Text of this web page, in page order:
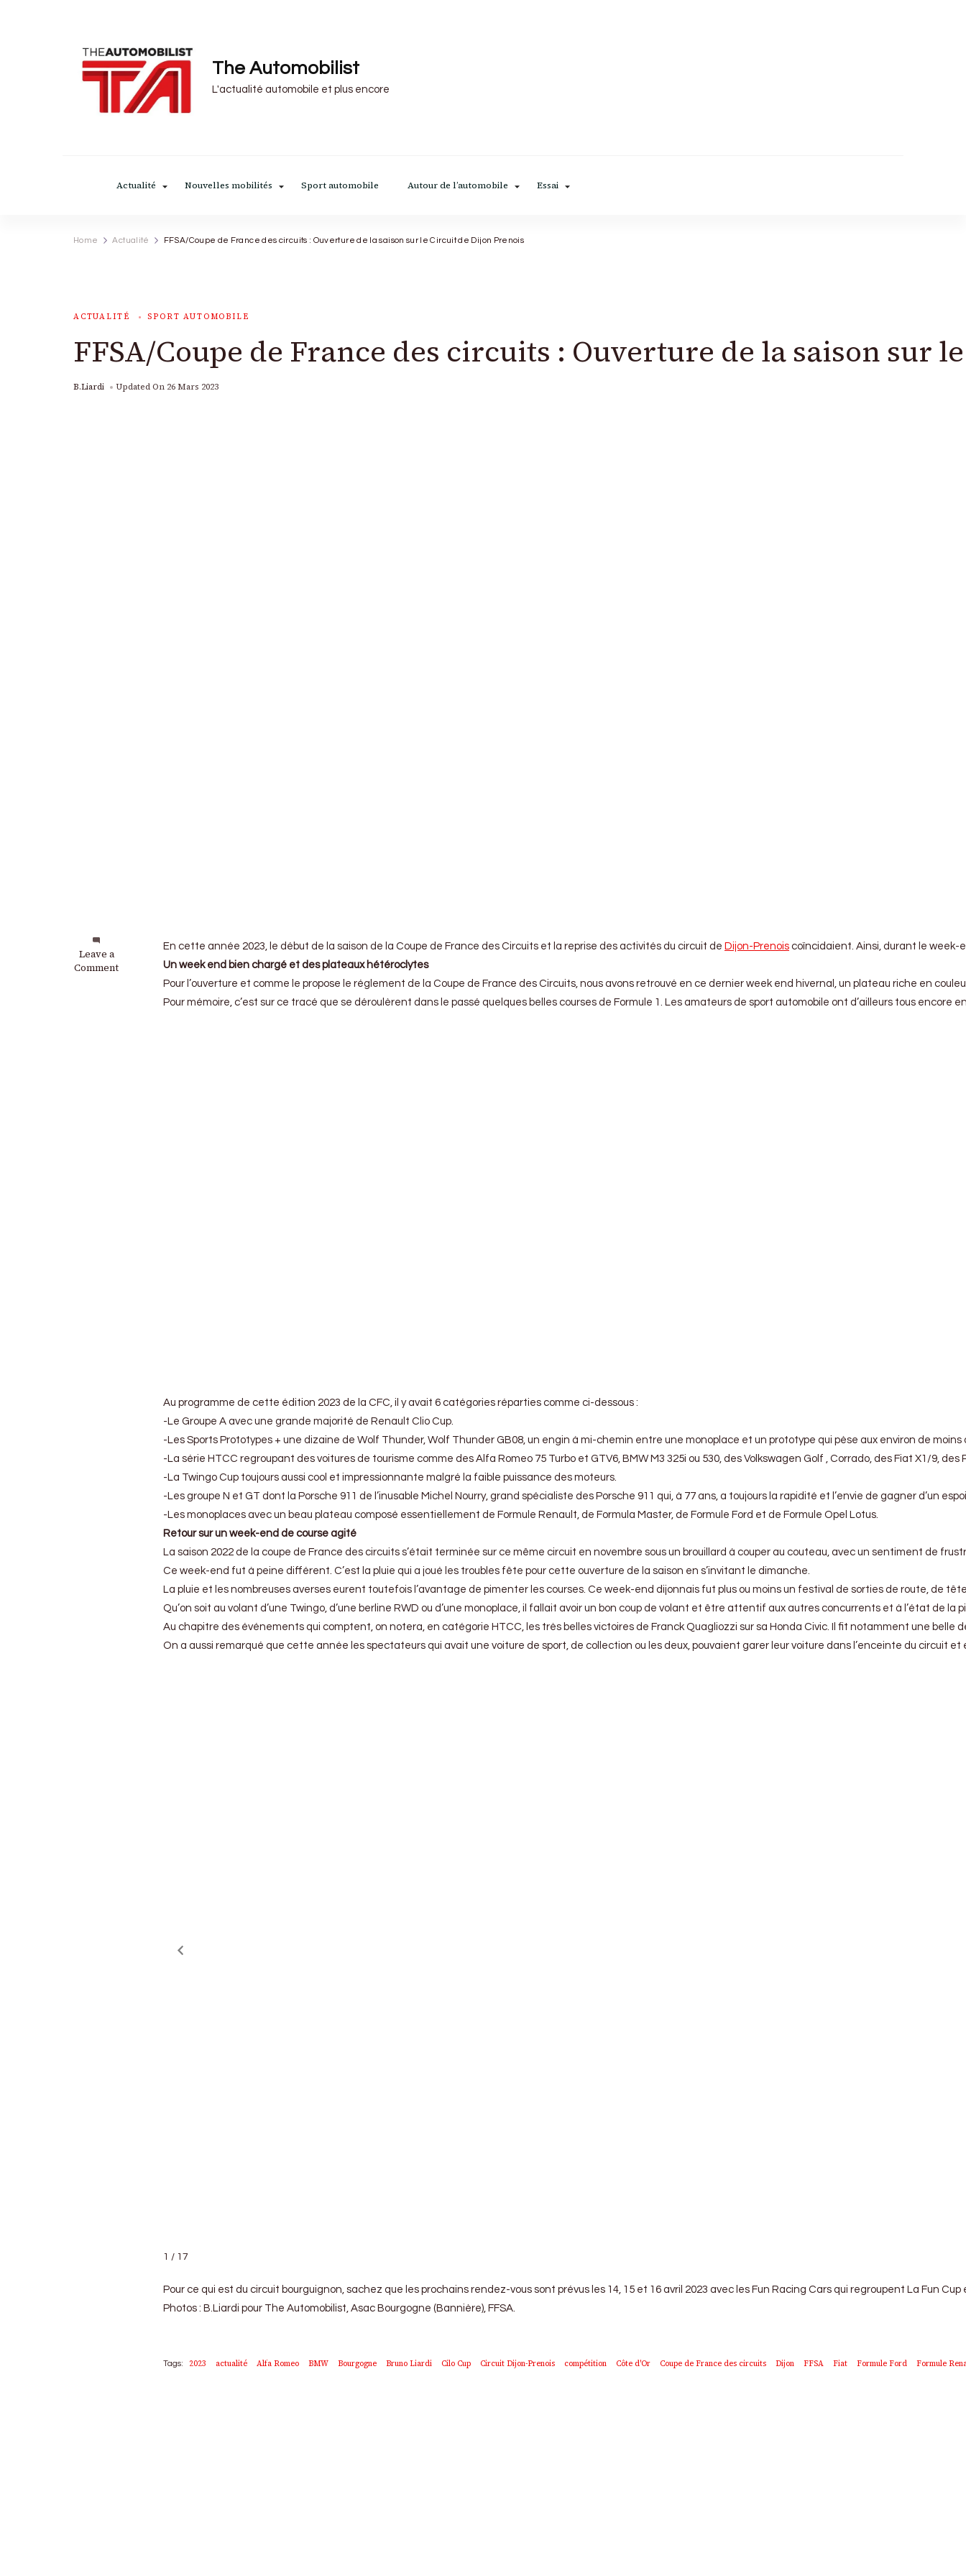
The Automobilist
L'actualité automobile et plus encore
Actualité Nouvelles mobilités Sport automobile Autour de l’automobile Essai
Home Actualité FFSA/Coupe de France des circuits : Ouverture de la saison sur le Circuit de Dijon Prenois
ACTUALITÉ SPORT AUTOMOBILE
FFSA/Coupe de France des circuits : Ouverture de la saison sur
B.Liardi Updated On 26 Mars 2023
Leave a
Comment
on
FFSA/Coupe
En cette année 2023, le début de la saison de la Coupe de France des Circuits et la reprise des activités du circuit de Dijon-Prenois coïncidaient. Ainsi, durant le week-
Un week end bien chargé et des plateaux hétéroclytes
Pour l’ouverture et comme le propose le réglement de la Coupe de France des Circuits, nous avons retrouvé en ce dernier week end hivernal, un plateau riche en
Pour mémoire, c’est sur ce tracé que se déroulèrent dans le passé quelques belles courses de Formule 1. Les amateurs de sport automobile ont d’ailleurs tous
Au programme de cette édition 2023 de la CFC, il y avait 6 catégories réparties comme ci-dessous :
-Le Groupe A avec une grande majorité de Renault Clio Cup.
-Les Sports Prototypes + une dizaine de Wolf Thunder, Wolf Thunder GB08, un engin à mi-chemin entre une monoplace et un prototype qui pèse aux environ de moins
-La série HTCC regroupant des voitures de tourisme comme des Alfa Romeo 75 Turbo et GTV6, BMW M3 325i ou 530, des Volkswagen Golf , Corrado, des Fiat X1/9,
-La Twingo Cup toujours aussi cool et impressionnante malgré la faible puissance des moteurs.
-Les groupe N et GT dont la Porsche 911 de l’inusable Michel Nourry, grand spécialiste des Porsche 911 qui, à 77 ans, a toujours la rapidité et l’envie de gagner d’un
-Les monoplaces avec un beau plateau composé essentiellement de Formule Renault, de Formula Master, de Formule Ford et de Formule Opel Lotus.
Retour sur un week-end de course agité
La saison 2022 de la coupe de France des circuits s’était terminée sur ce même circuit en novembre sous un brouillard à couper au couteau, avec un sentiment de
Ce week-end fut à peine différent. C’est la pluie qui a joué les troubles fête pour cette ouverture de la saison en s’invitant le dimanche.
La pluie et les nombreuses averses eurent toutefois l’avantage de pimenter les courses. Ce week-end dijonnais fut plus ou moins un festival de sorties de route, de
Qu’on soit au volant d’une Twingo, d’une berline RWD ou d’une monoplace, il fallait avoir un bon coup de volant et être attentif aux autres concurrents et à l’état de
Au chapitre des événements qui comptent, on notera, en catégorie HTCC, les très belles victoires de Franck Quagliozzi sur sa Honda Civic. Il fit notamment une
On a aussi remarqué que cette année les spectateurs qui avait une voiture de sport, de collection ou les deux, pouvaient garer leur voiture dans l’enceinte du circuit
1 / 17
Pour ce qui est du circuit bourguignon, sachez que les prochains rendez-vous sont prévus les 14, 15 et 16 avril 2023 avec les Fun Racing Cars qui regroupent La Fun
Photos : B.Liardi pour The Automobilist, Asac Bourgogne (Bannière), FFSA.
Tags: 2023 actualité Alfa Romeo BMW Bourgogne Bruno Liardi Cilo Cup Circuit Dijon-Prenois compétition Côte d'Or Coupe de France des circuits Dijon FFSA Fiat Formule Ford Formule